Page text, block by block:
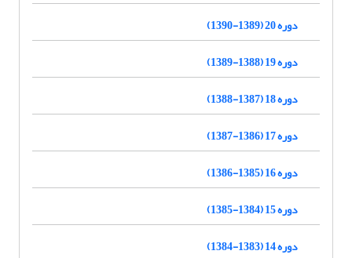
دوره 20 (1389-1390)
دوره 19 (1388-1389)
دوره 18 (1387-1388)
دوره 17 (1386-1387)
دوره 16 (1385-1386)
دوره 15 (1384-1385)
دوره 14 (1383-1384)